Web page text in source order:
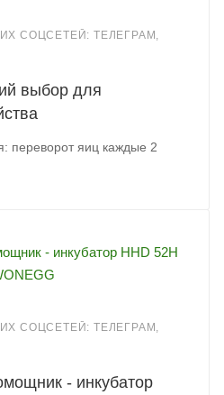
СОЦСЕТЕЙ: ТЕЛЕГРАМ,
выбор для
переворот яиц каждые 2
СОЦСЕТЕЙ: ТЕЛЕГРАМ,
- инкубатор